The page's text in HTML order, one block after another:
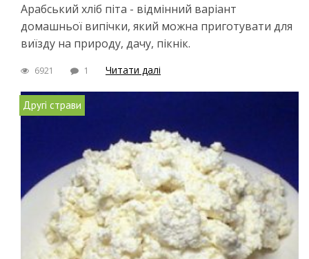
Арабський хліб піта - відмінний варіант
домашньої випічки, який можна приготувати для
виїзду на природу, дачу, пікнік.
6921 1 Читати далі
Другі страви